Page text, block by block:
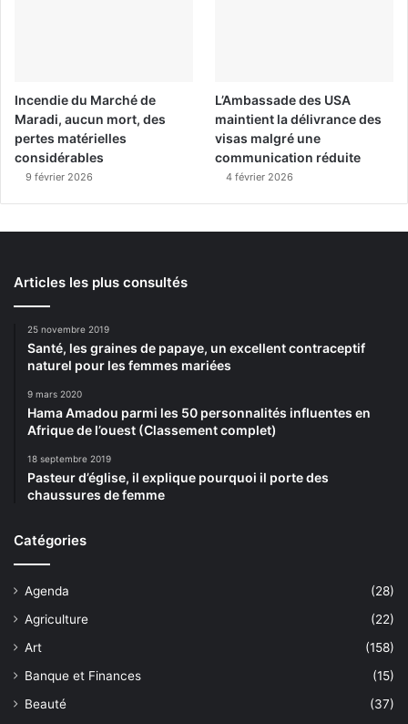
Incendie du Marché de
Maradi, aucun mort, des
pertes matérielles
considérables
9 février 2026
L’Ambassade des USA
maintient la délivrance des
visas malgré une
communication réduite
4 février 2026
Articles les plus consultés
25 novembre 2019
Santé, les graines de papaye, un excellent contraceptif
naturel pour les femmes mariées
9 mars 2020
Hama Amadou parmi les 50 personnalités influentes en
Afrique de l’ouest (Classement complet)
18 septembre 2019
Pasteur d’église, il explique pourquoi il porte des
chaussures de femme
Catégories
Agenda
(28)
Agriculture
(22)
Art
(158)
Banque et Finances
(15)
Beauté
(37)